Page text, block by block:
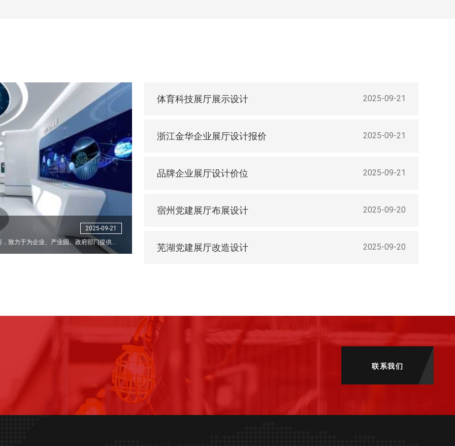
2025-09-21
深圳市神马文化科技发展有限公司是一家展厅设计施工一体化服务商，致力于为企业、产业园、政府部门提供党建展厅、干细胞展厅、数字展馆等多媒体展览展示综合解决方案的设计、策划、研发及一体化综合服务。
体育科技展厅展示设计 2025-09-21
浙江金华企业展厅设计报价 2025-09-21
品牌企业展厅设计价位 2025-09-21
宿州党建展厅布展设计 2025-09-20
芜湖党建展厅改造设计 2025-09-20
联系我们